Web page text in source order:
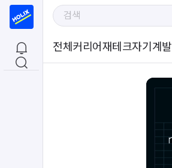
전체 커리어재테크자기계발